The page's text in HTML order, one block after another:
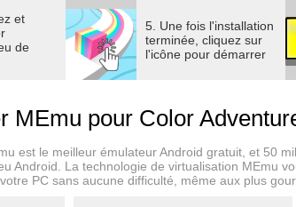
et
de
5. Une fois l'installation
terminée, cliquez sur
l'icône pour démarrer
MEmu pour Color
est le meilleur émulateur Android gratuit, et 50
Android. La technologie de virtualisation MEmu
PC sans aucune difficulté, même aux plus